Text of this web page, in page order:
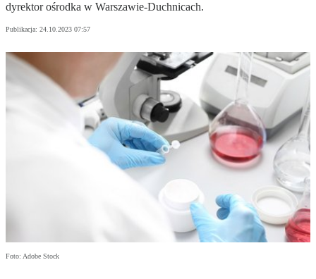
dyrektor ośrodka w Warszawie-Duchnicach.
Publikacja: 24.10.2023 07:57
Foto: Adobe Stock